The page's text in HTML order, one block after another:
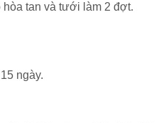
tan và tưới làm 2 đợt.
ngày.